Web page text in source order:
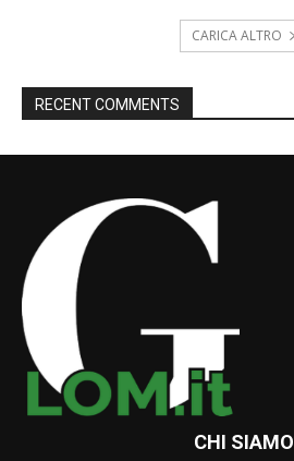
CARICA ALTRO
RECENT COMMENTS
CHI SIAMO